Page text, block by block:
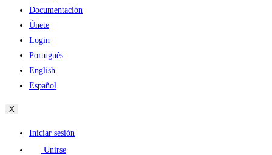
Documentación
Únete
Login
Português
English
Español
X
Iniciar sesión
Unirse